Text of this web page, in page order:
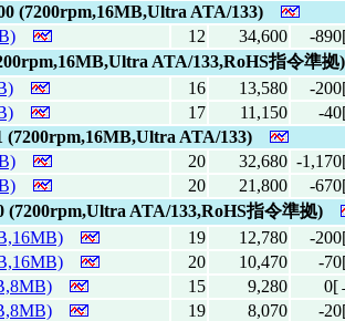
(7200rpm,16MB,Ultra ATA/133)
12 34,600
-
ATA/133,RoHS指令準拠)
16 13,580
-
17 11,150
-
(7200rpm,16MB,Ultra ATA/133)
20 32,680 -
20 21,800
-
(7200rpm,Ultra ATA/133,RoHS指令準拠)
19 12,780
-
20 10,470
-
15 9,280
19 8,070
-